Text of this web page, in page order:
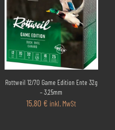
Rottweil 12/70 Game Edition Ente 32g
– 3,25mm
15,80 € inkl. MwSt